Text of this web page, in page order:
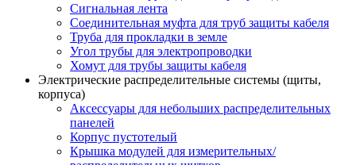
Сигнальная лента
Соединительная муфта для труб защиты кабеля
Труба для прокладки в земле
Угол трубы для электропроводки
Хомут для трубы защиты кабеля
Электрические распределительные системы (щиты,
корпуса)
Аксессуары для небольших распределительных
панелей
Корпус пустотелый
Крышка модулей для измерительных/